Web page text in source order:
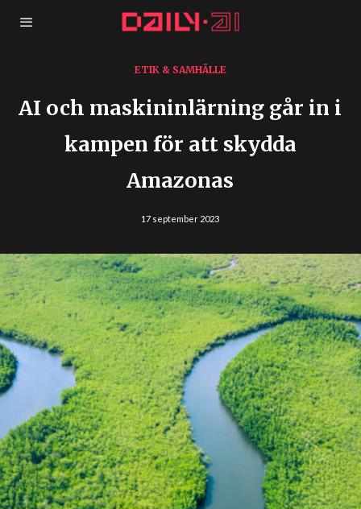
ETIK & SAMHÄLLE
AI och maskininlärning går in i
kampen för att skydda
Amazonas
17 september 2023